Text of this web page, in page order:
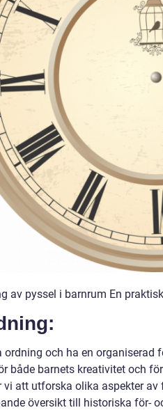
av pyssel i barnrum En
ordning och ha en organiserad
både barnets kreativitet och
vi att utforska olika aspekter
översikt till historiska för-